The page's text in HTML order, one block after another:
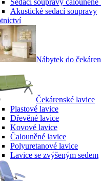
Sedací soupravy
Akustické sedací soupravy
Nábytek do
Čekárenské lavice
Plastové lavice
Dřevěné lavice
Kovové lavice
Čalouněné lavice
Polyuretanové lavice
Lavice se zvýšeným sedem